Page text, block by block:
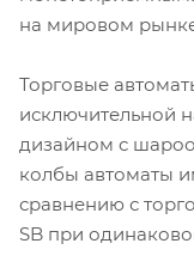
на мировом
Торговые
исключительной
дизайном с
колбы автоматы
сравнению с
SB при